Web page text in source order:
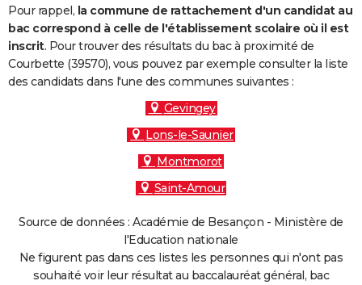
S'inscrire
Se connecter
Lycées
Collèges
Primaires
Universités
Entreprises
Service militaire
Avis de recherche
AVIS DE DÉCÈS
FORUM
Pour rappel, la commune de rattachement d'un candidat au
bac correspond à celle de l'établissement scolaire où il est
inscrit. Pour trouver des résultats du bac à proximité de
Courbette (39570), vous pouvez par exemple consulter la liste
des candidats dans l'une des communes suivantes :
Gevingey
Lons-le-Saunier
Montmorot
Saint-Amour
Source de données : Académie de Besançon - Ministère de
l'Education nationale
Ne figurent pas dans ces listes les personnes qui n'ont pas
souhaité voir leur résultat au baccalauréat général, bac